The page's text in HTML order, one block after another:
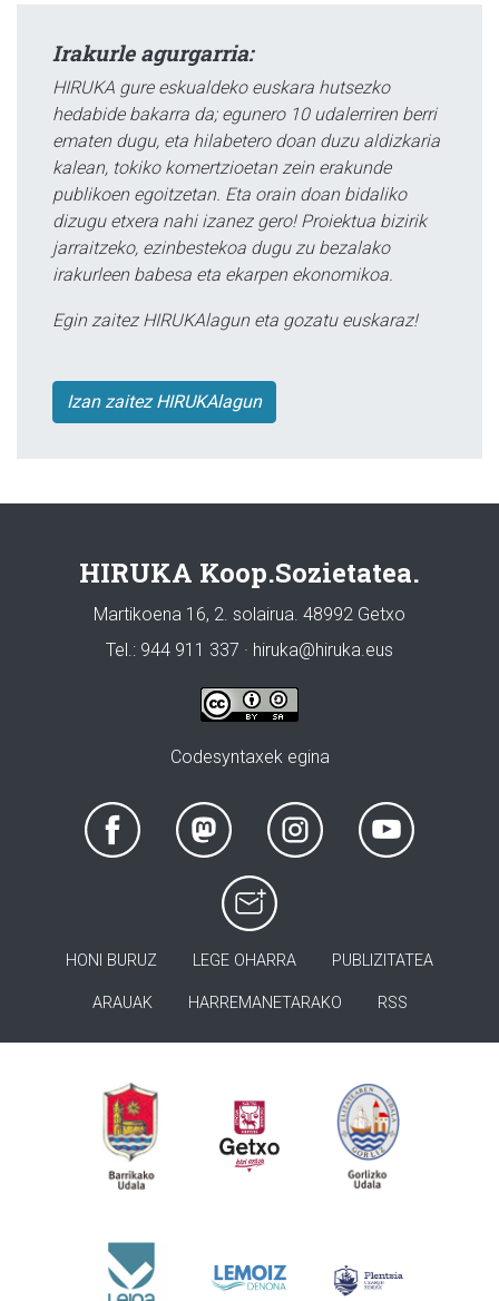
Irakurle agurgarria:
HIRUKA gure eskualdeko euskara hutsezko
hedabide bakarra da; egunero 10 udalerriren berri
ematen dugu, eta hilabetero doan duzu aldizkaria
kalean, tokiko komertzioetan zein erakunde
publikoen egoitzetan. Eta orain doan bidaliko
dizugu etxera nahi izanez gero! Proiektua bizirik
jarraitzeko, ezinbestekoa dugu zu bezalako
irakurleen babesa eta ekarpen ekonomikoa.
Egin zaitez HIRUKAlagun eta gozatu euskaraz!
Izan zaitez HIRUKAlagun
HIRUKA Koop.Sozietatea.
Martikoena 16, 2. solairua. 48992 Getxo
Tel.: 944 911 337 · hiruka@hiruka.eus
Codesyntaxek egina
HONI BURUZ LEGE OHARRA PUBLIZITATEA
ARAUAK HARREMANETARAKO RSS